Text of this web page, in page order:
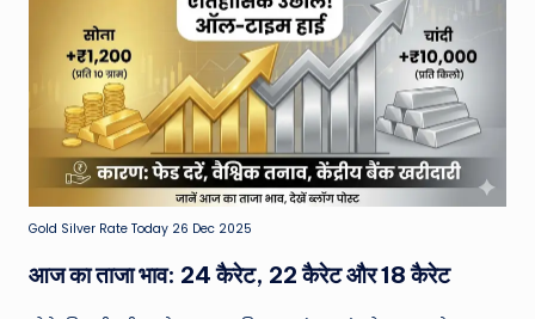
Gold Silver Rate Today 26 Dec 2025
आज का ताजा भाव: 24 कैरेट, 22 कैरेट और 18 कैरेट